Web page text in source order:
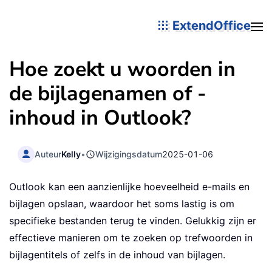
ExtendOffice
Hoe zoekt u woorden in
de bijlagenamen of -
inhoud in Outlook?
AuteurKelly• Wijzigingsdatum2025-01-06
Outlook kan een aanzienlijke hoeveelheid e-mails en
bijlagen opslaan, waardoor het soms lastig is om
specifieke bestanden terug te vinden. Gelukkig zijn er
effectieve manieren om te zoeken op trefwoorden in
bijlagentitels of zelfs in de inhoud van bijlagen.